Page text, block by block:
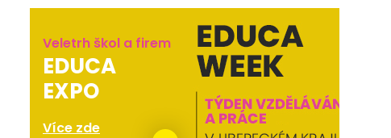
Veletrh škol a firem
EDUCA
EXPO
Více zde